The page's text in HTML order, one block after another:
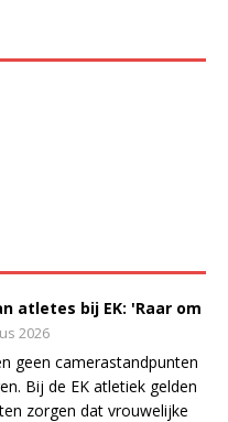
atletes bij EK: 'Raar om
2026
geen camerastandpunten
Bij de EK atletiek gelden
zorgen dat vrouwelijke